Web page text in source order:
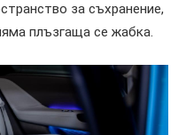
за съхранение,
плъзгаща се жабка.